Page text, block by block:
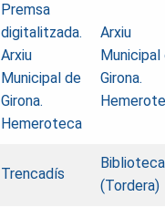
Premsa
digitalitzada.
Arxiu
Municipal de
Girona.
Hemeroteca
Arxiu
Municipal
Girona.
Trencadís
Biblioteca
(Tordera)